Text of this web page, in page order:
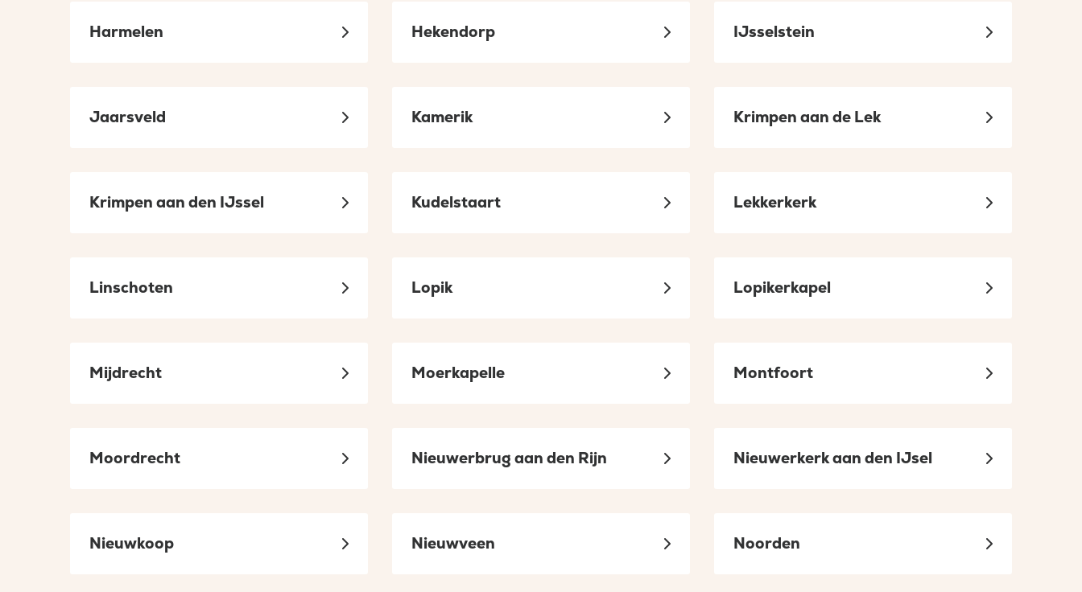
Harmelen Hekendorp IJsselstein
Jaarsveld Kamerik Krimpen aan de Lek
Krimpen aan den IJssel Kudelstaart Lekkerkerk
Linschoten Lopik Lopikerkapel
Mijdrecht Moerkapelle Montfoort
Moordrecht Nieuwerbrug aan den Rijn Nieuwerkerk aan den IJsel
Nieuwkoop Nieuwveen Noorden